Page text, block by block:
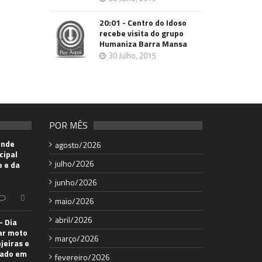
20:01 - Centro do Idoso
recebe visita do grupo
Humaniza Barra Mansa
30 Julho, 2015
e da
Dia
moto
e
em
POR MÊS
agosto/2026
julho/2026
junho/2026
maio/2026
abril/2026
março/2026
fevereiro/2026